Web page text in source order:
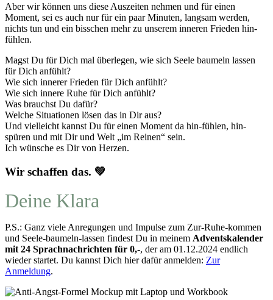
Aber wir können uns diese Auszeiten nehmen und für einen
Moment, sei es auch nur für ein paar Minuten, langsam werden,
nichts tun und ein bisschen mehr zu unserem inneren Frieden hin-
fühlen.
Magst Du für Dich mal überlegen, wie sich Seele baumeln lassen
für Dich anfühlt?
Wie sich innerer Frieden für Dich anfühlt?
Wie sich innere Ruhe für Dich anfühlt?
Was brauchst Du dafür?
Welche Situationen lösen das in Dir aus?
Und vielleicht kannst Du für einen Moment da hin-fühlen, hin-
spüren und mit Dir und Welt „im Reinen“ sein.
Ich wünsche es Dir von Herzen.
Wir schaffen das. 💚
Deine Klara
P.S.: Ganz viele Anregungen und Impulse zum Zur-Ruhe-kommen
und Seele-baumeln-lassen findest Du in meinem Adventskalender
mit 24 Sprachnachrichten für 0,-, der am 01.12.2024 endlich
wieder startet. Du kannst Dich hier dafür anmelden: Zur
Anmeldung.